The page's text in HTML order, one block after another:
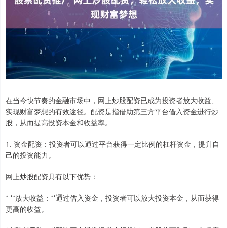
在当今快节奏的金融市场中，网上炒股配资已成为投资者放大收益、
实现财富梦想的有效途径。配资是指借助第三方平台借入资金进行炒
股，从而提高投资本金和收益率。
1. 资金配资：投资者可以通过平台获得一定比例的杠杆资金，提升自
己的投资能力。
网上炒股配资具有以下优势：
* **放大收益：**通过借入资金，投资者可以放大投资本金，从而获得
更高的收益。